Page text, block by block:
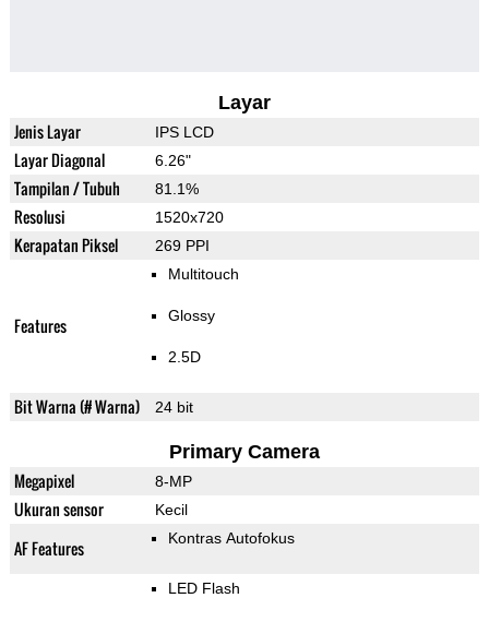
Layar
Jenis Layar IPS LCD
Layar Diagonal 6.26"
Tampilan / Tubuh 81.1%
Resolusi 1520x720
Kerapatan Piksel 269 PPI
Features
Multitouch
Glossy
2.5D
Bit Warna (# Warna) 24 bit
Primary Camera
Megapixel 8-MP
Ukuran sensor Kecil
AF Features Kontras Autofokus
LED Flash